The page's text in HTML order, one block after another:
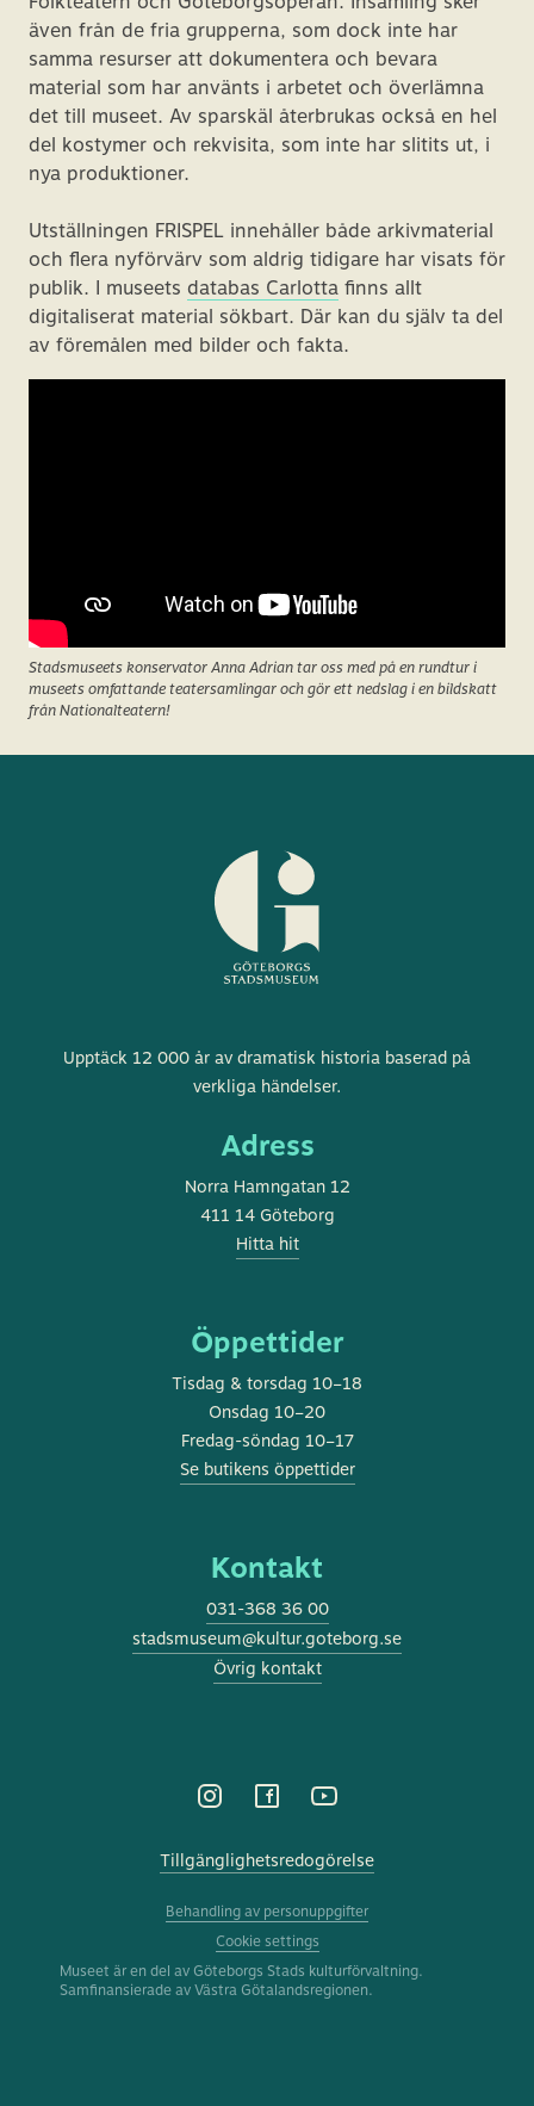
även från de fria grupperna, som dock inte har
samma resurser att dokumentera och bevara
material som har använts i arbetet och överlämna
det till museet. Av sparskäl återbrukas också en hel
del kostymer och rekvisita, som inte har slitits ut, i
nya produktioner.
Utställningen FRISPEL innehåller både arkivmaterial
och flera nyförvärv som aldrig tidigare har visats för
publik. I museets databas Carlotta finns allt
digitaliserat material sökbart. Där kan du själv ta del
av föremålen med bilder och fakta.
Stadsmuseets konservator Anna Adrian tar oss med på en rundtur i
museets omfattande teatersamlingar och gör ett nedslag i en bildskatt
från Nationalteatern!
Göteborgs
stadsmuseum
Upptäck 12 000 år av dramatisk historia baserad på
verkliga händelser.
Adress
Norra Hamngatan 12
411 14 Göteborg
Hitta hit
Öppettider
Tisdag & torsdag 10–18
Onsdag 10–20
Fredag-söndag 10–17
Se butikens öppettider
Kontakt
031-368 36 00
stadsmuseum@kultur.goteborg.se
Övrig kontakt
Tillgänglighetsredogörelse
Behandling av personuppgifter
Cookie settings
Museet är en del av Göteborgs Stads kulturförvaltning.
Samfinansierade av Västra Götalandsregionen.